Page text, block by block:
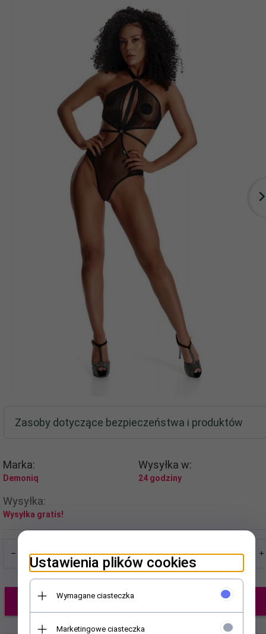
Zasoby dotyczące bezpieczeństwa i produktów
Marka:
Demoniq
Wysyłka w:
24 godziny
Wysyłka:
Wysyłka gratis!
Dodaj do koszyka
Ustawienia plików cookies
Wymagane ciasteczka
Marketingowe ciasteczka